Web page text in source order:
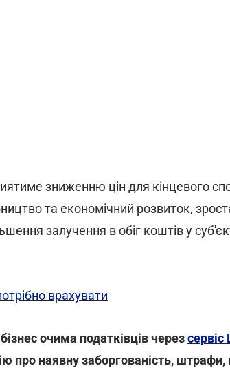
зниженню цін для кінцевого
та економічний розвиток,
залучення в обіг коштів у
врахувати
очима податківців через
про наявну заборгованість,